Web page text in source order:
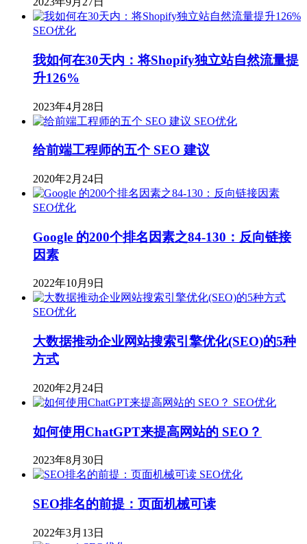
SEO优化
我如何在30天内：将Shopify独立站自然流量提
升126%
2023年4月28日
SEO优化
给前端工程师的五个 SEO 建议
2020年2月24日
SEO优化
Google 的200个排名因素之84-130：反向链接
因素
2022年10月9日
SEO优化
大数据推动企业网站搜索引擎优化(SEO)的5种
方式
2020年2月24日
SEO优化
如何使用ChatGPT来提高网站的 SEO？
2023年8月30日
SEO优化
SEO排名的前提：页面机械可读
2022年3月13日